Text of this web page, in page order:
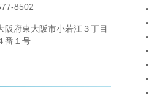
8502
阪府東大阪市小若江３丁目
番１号